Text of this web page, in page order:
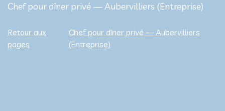
Chef pour dîner privé — Aubervilliers (Entreprise)
Retour aux
pages
Chef pour dîner privé — Aubervilliers
(Entreprise)